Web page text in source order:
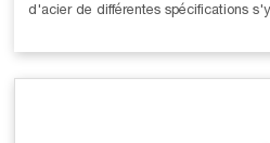
d'acier de différentes spécifications